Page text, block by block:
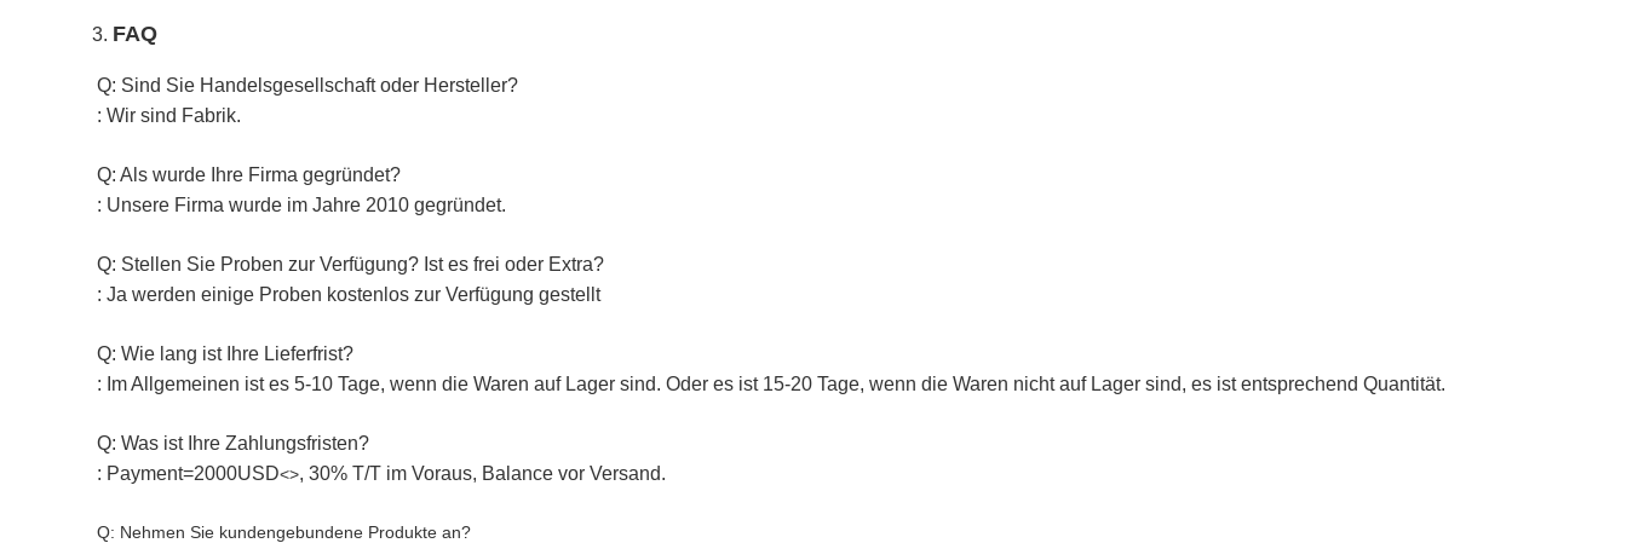
3. FAQ
Q: Sind Sie Handelsgesellschaft oder Hersteller?
: Wir sind Fabrik.
Q: Als wurde Ihre Firma gegründet?
: Unsere Firma wurde im Jahre 2010 gegründet.
Q: Stellen Sie Proben zur Verfügung? Ist es frei oder Extra?
: Ja werden einige Proben kostenlos zur Verfügung gestellt
Q: Wie lang ist Ihre Lieferfrist?
: Im Allgemeinen ist es 5-10 Tage, wenn die Waren auf Lager sind. Oder es ist 15-20 Tage, wenn die Waren nicht auf Lager sind, es ist entsprechend Quantität.
Q: Was ist Ihre Zahlungsfristen?
: Payment=2000USD<>, 30% T/T im Voraus, Balance vor Versand.
Q: Nehmen Sie kundengebundene Produkte an?